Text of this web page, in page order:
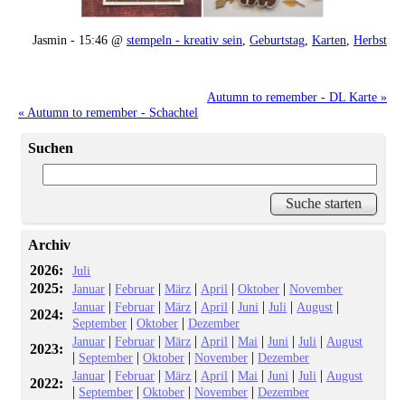
Jasmin - 15:46 @ stempeln - kreativ sein Geburtstag Karten Herbst
Autumn to remember - DL Karte »
« Autumn to remember - Schachtel
Suchen
Archiv
2026:
Juli
2025: Januar |Februar |März | April |Oktober |November
2024: Januar |Februar |März | April |Juni |Juli | August |
September |Oktober |Dezember
2023: Januar |Februar |März | April |Mai |Juni |Juli | August
| September |Oktober |November |Dezember
2022: Januar |Februar |März | April |Mai |Juni |Juli | August
| September |Oktober |November |Dezember